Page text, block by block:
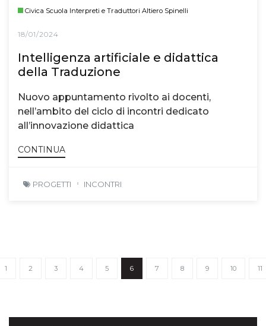
Civica Scuola Interpreti e Traduttori Altiero Spinelli
18/01/2024
Intelligenza artificiale e didattica
della Traduzione
Nuovo appuntamento rivolto ai docenti,
nell’ambito del ciclo di incontri dedicato
all’innovazione didattica
CONTINUA
PROGETTI INCONTRI
1 2 3 4 5 6 7 8 9 10 11